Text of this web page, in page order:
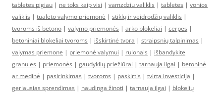
tabletes pigiau | ne toks kaip visi | vamzdziu valiklis | tabletes | vonios
valiklis | tualeto valymo priemonė | stiklų ir veidrodžių valiklis |
tvoroms iš betono | valymo priemonės | arko blokeliai | cerpes |
betoniniai blokeliai tvoroms | išskirtinė tvora | straipsnių talpinimas |
valymas priemone | priemonė valymui | rulonais | išbandykite
granules | priemonės | gaudyklių priežiūrai | tarnauja ilgai | betoninė
ar medinė | pasirinkimas | tvoroms | paskirtis | tvirta investicija |
geriausias sprendimas | naudinga žinoti | tarnauja ilgai | blokelių